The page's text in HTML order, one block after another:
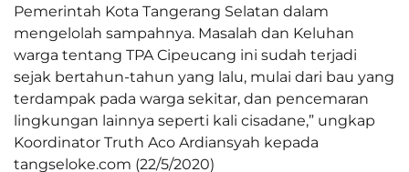
Pemerintah Kota Tangerang Selatan dalam
mengelolah sampahnya. Masalah dan Keluhan
warga tentang TPA Cipeucang ini sudah terjadi
sejak bertahun-tahun yang lalu, mulai dari bau yang
terdampak pada warga sekitar, dan pencemaran
lingkungan lainnya seperti kali cisadane,” ungkap
Koordinator Truth Aco Ardiansyah kepada
tangseloke.com (22/5/2020)